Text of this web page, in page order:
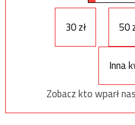
30 zł 50
Inna
Zobacz kto wparł